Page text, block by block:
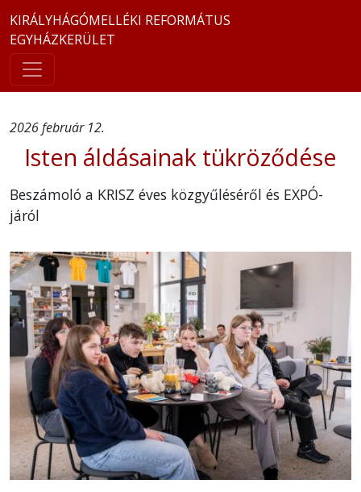
KIRÁLYHÁGÓMELLÉKI REFORMÁTUS
EGYHÁZKERÜLET
2026 február 12.
Isten áldásainak tükröződése
Beszámoló a KRISZ éves közgyűléséről és EXPÓ-
járól